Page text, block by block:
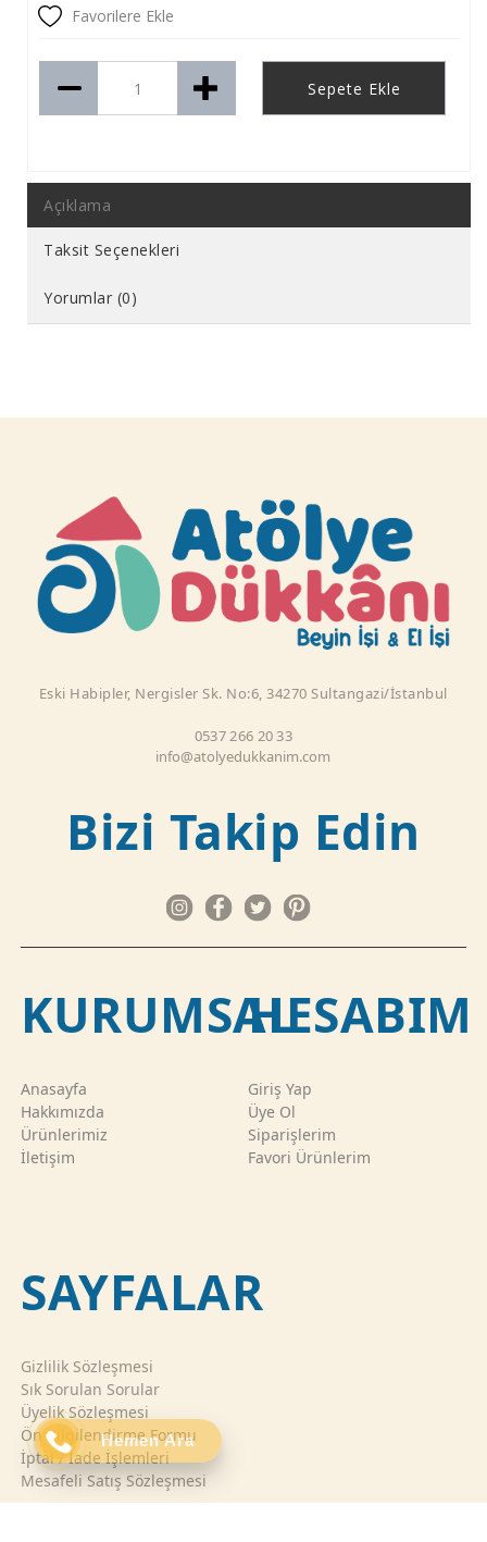
Favorilere Ekle
Sepete Ekle
Açıklama
Taksit Seçenekleri
Yorumlar (0)
Hemen Ara
Eski Habipler, Nergisler Sk. No:6, 34270 Sultangazi/İstanbul
0537 266 20 33
info@atolyedukkanim.com
Bizi Takip Edin
KURUMSAL
Anasayfa
Hakkımızda
Ürünlerimiz
İletişim
HESABIM
Giriş Yap
Üye Ol
Siparişlerim
Favori Ürünlerim
SAYFALAR
Gizlilik Sözleşmesi
Sık Sorulan Sorular
Üyelik Sözleşmesi
Ön Bilgilendirme Formu
İptal / İade İşlemleri
Mesafeli Satış Sözleşmesi